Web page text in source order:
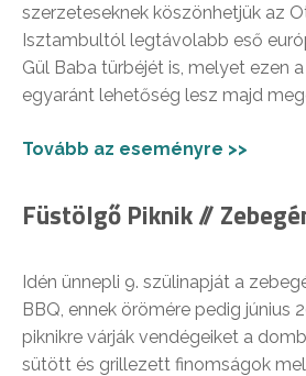
szerzeteseknek köszönhetjük az
Isztambultól legtávolabb eső
Gül Baba türbéjét is, melyet ezen
egyaránt lehetőség lesz majd
Tovább az eseményre >>
Füstölgő Piknik //
Idén ünnepli 9. szülinapját a
BBQ, ennek örömére pedig június
piknikre várják vendégeiket a
sütött és grillezett finomságok